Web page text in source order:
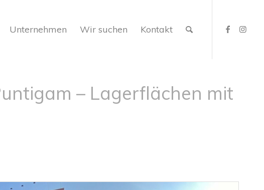
Unternehmen Wir suchen Kontakt
– Lagerflächen mit